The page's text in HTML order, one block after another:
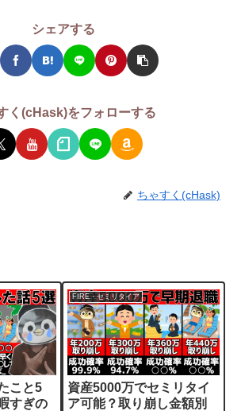
シェアする
く(cHask)をフォローする
ちゃすく(cHask)
こと5
すぎの
FIRE・セミリタイア
資産5000万でセミリタイ
ア可能？取り崩し金額別